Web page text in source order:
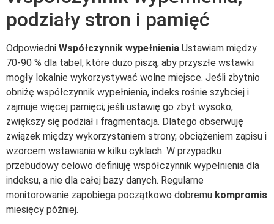
podziały stron i pamięć
Odpowiedni Współczynnik wypełnienia Ustawiam między
70-90 % dla tabel, które dużo piszą, aby przyszłe wstawki
mogły lokalnie wykorzystywać wolne miejsce. Jeśli zbytnio
obniżę współczynnik wypełnienia, indeks rośnie szybciej i
zajmuje więcej pamięci; jeśli ustawię go zbyt wysoko,
zwiększy się podział i fragmentacja. Dlatego obserwuję
związek między wykorzystaniem strony, obciążeniem zapisu i
wzorcem wstawiania w kilku cyklach. W przypadku
przebudowy celowo definiuję współczynnik wypełnienia dla
indeksu, a nie dla całej bazy danych. Regularne
monitorowanie zapobiega początkowo dobremu kompromis
miesięcy później.